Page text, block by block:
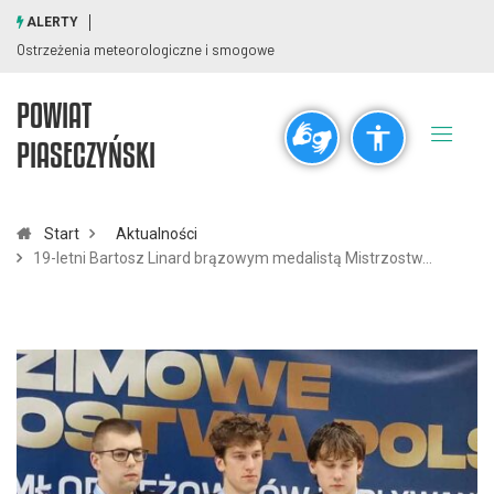
visibility_off title
Rozdzielczość
Czcionki
remove_circle_outline add_circle_outline
ALERTY
Ostrzeżenia meteorologiczne i smogowe
POWIAT
PIASECZYŃSKI
Start
Aktualności
19-letni Bartosz Linard brązowym medalistą Mistrzostw…